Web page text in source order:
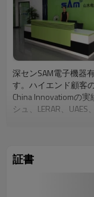
深センSAM電子機器
す。ハイエンド顧客
China Innovatiomの
シュ、LERAR、
証書